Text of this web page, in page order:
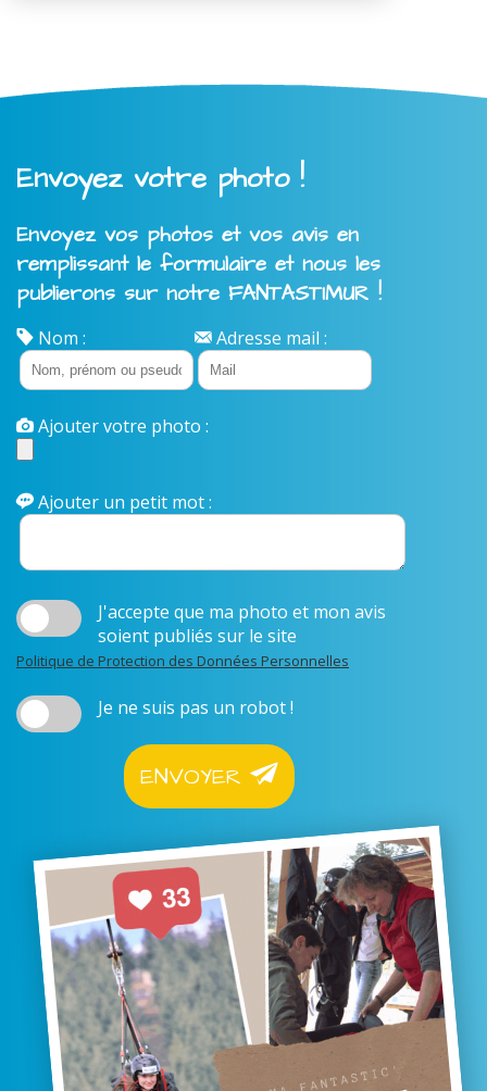
Envoyez votre photo !
Envoyez vos photos et vos avis en
remplissant le formulaire et nous les
publierons sur notre FANTASTIMUR !
Nom : Adresse mail :
Ajouter votre photo :
Ajouter un petit mot :
J'accepte que ma photo et mon avis
soient publiés sur le site
Politique de Protection des Données Personnelles
Je ne suis pas un robot !
ENVOYER